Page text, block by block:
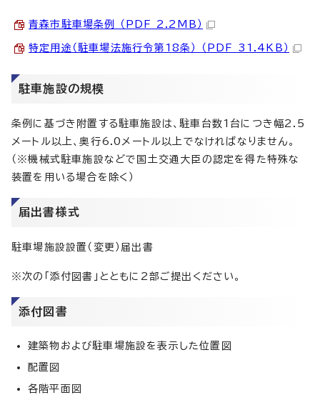
青森市駐車場条例 （PDF 2.2MB）
特定用途（駐車場法施行令第18条） （PDF 31.4KB）
駐車施設の規模
条例に基づき附置する駐車施設は、駐車台数1台につき幅2.5
メートル以上、奥行6.0メートル以上でなければなりません。
（※機械式駐車施設などで国土交通大臣の認定を得た特殊な
装置を用いる場合を除く）
届出書様式
駐車場施設設置（変更）届出書
※次の「添付図書」とともに2部ご提出ください。
添付図書
建築物および駐車場施設を表示した位置図
配置図
各階平面図